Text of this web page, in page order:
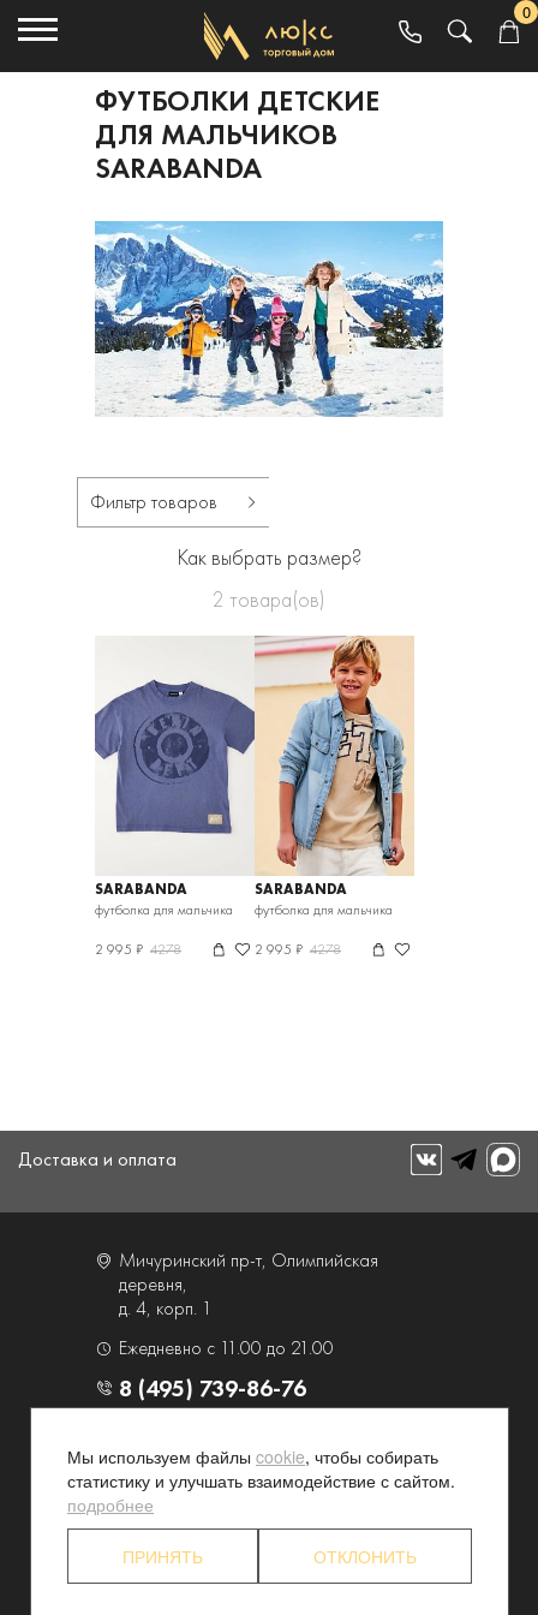
0
ФУТБОЛКИ ДЕТСКИЕ
ДЛЯ МАЛЬЧИКОВ
SARABANDA
Фильтр товаров
Как выбрать размер?
2 товара(ов)
SARABANDA
футболка для мальчика
2 995 ₽ 4278
SARABANDA
футболка для мальчика
2 995 ₽ 4278
Доставка и оплата
Мичуринский пр-т, Олимпийская
деревня,
д. 4, корп. 1
Ежедневно с 11.00 до 21.00
8 (495) 739-86-76
Услуги
Контакты и схема проезда
Наши преимущества
Программа лояльности
Мы используем файлы cookie, чтобы собирать
статистику и улучшать взаимодействие с сайтом.
подробнее
ПРИНЯТЬ ОТКЛОНИТЬ